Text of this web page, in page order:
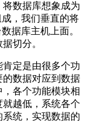
数据库想象成为
，我们垂直的将
据库主机上面。
切分。
定是由很多个功
数据对应到数据
各个功能模块相
越低，系统各个
统，实现数据的